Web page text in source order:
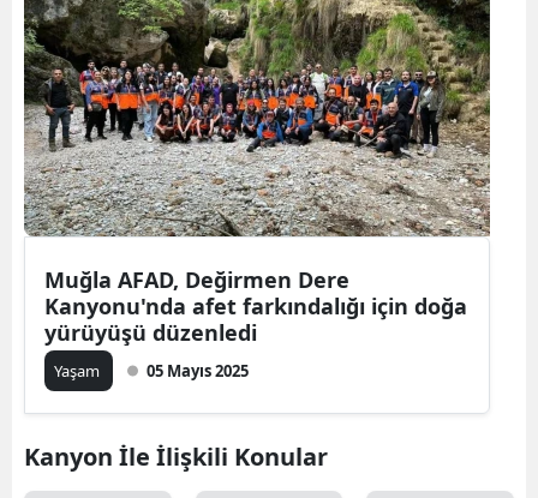
Muğla AFAD, Değirmen Dere
Kanyonu'nda afet farkındalığı için doğa
yürüyüşü düzenledi
Yaşam 05 Mayıs 2025
Kanyon İle İlişkili Konular